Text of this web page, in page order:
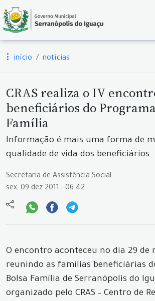
início notícias
CRAS realiza o IV
beneficiários do
Família
Informação é mais uma forma de
qualidade de vida dos beneficiários
Secretaria de Assistência Social
sex, 09 dez 2011 - 06:42
O encontro aconteceu no dia 29 de
reunindo as famílias beneficiárias
Bolsa Família de Serranópolis do
organizado pelo CRAS – Centro de